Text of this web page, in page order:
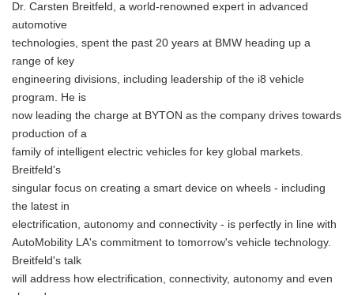
Dr. Carsten Breitfeld, a world-renowned expert in advanced
automotive
technologies, spent the past 20 years at BMW heading up a
range of key
engineering divisions, including leadership of the i8 vehicle
program. He is
now leading the charge at BYTON as the company drives towards
production of a
family of intelligent electric vehicles for key global markets.
Breitfeld's
singular focus on creating a smart device on wheels - including
the latest in
electrification, autonomy and connectivity - is perfectly in line with
AutoMobility LA's commitment to tomorrow's vehicle technology.
Breitfeld's talk
will address how electrification, connectivity, autonomy and even